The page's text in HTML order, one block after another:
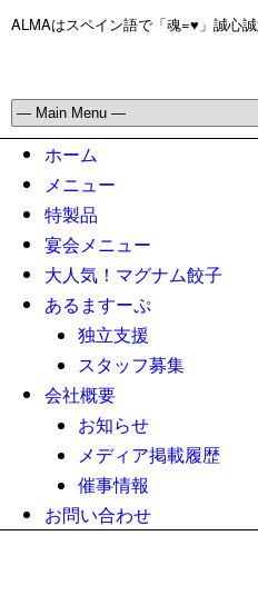
ALMAはスペイン語で「魂=♥」誠心誠
ホーム
メニュー
特製品
宴会メニュー
大人気！マグナム餃子
あるますーぷ
独立支援
スタッフ募集
会社概要
お知らせ
メディア掲載履歴
催事情報
お問い合わせ